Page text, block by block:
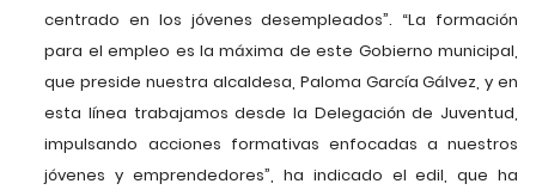
centrado en los jóvenes desempleados”. “La formación
para el empleo es la máxima de este Gobierno municipal,
que preside nuestra alcaldesa, Paloma García Gálvez, y en
esta línea trabajamos desde la Delegación de Juventud,
impulsando acciones formativas enfocadas a nuestros
jóvenes y emprendedores”, ha indicado el edil, que ha